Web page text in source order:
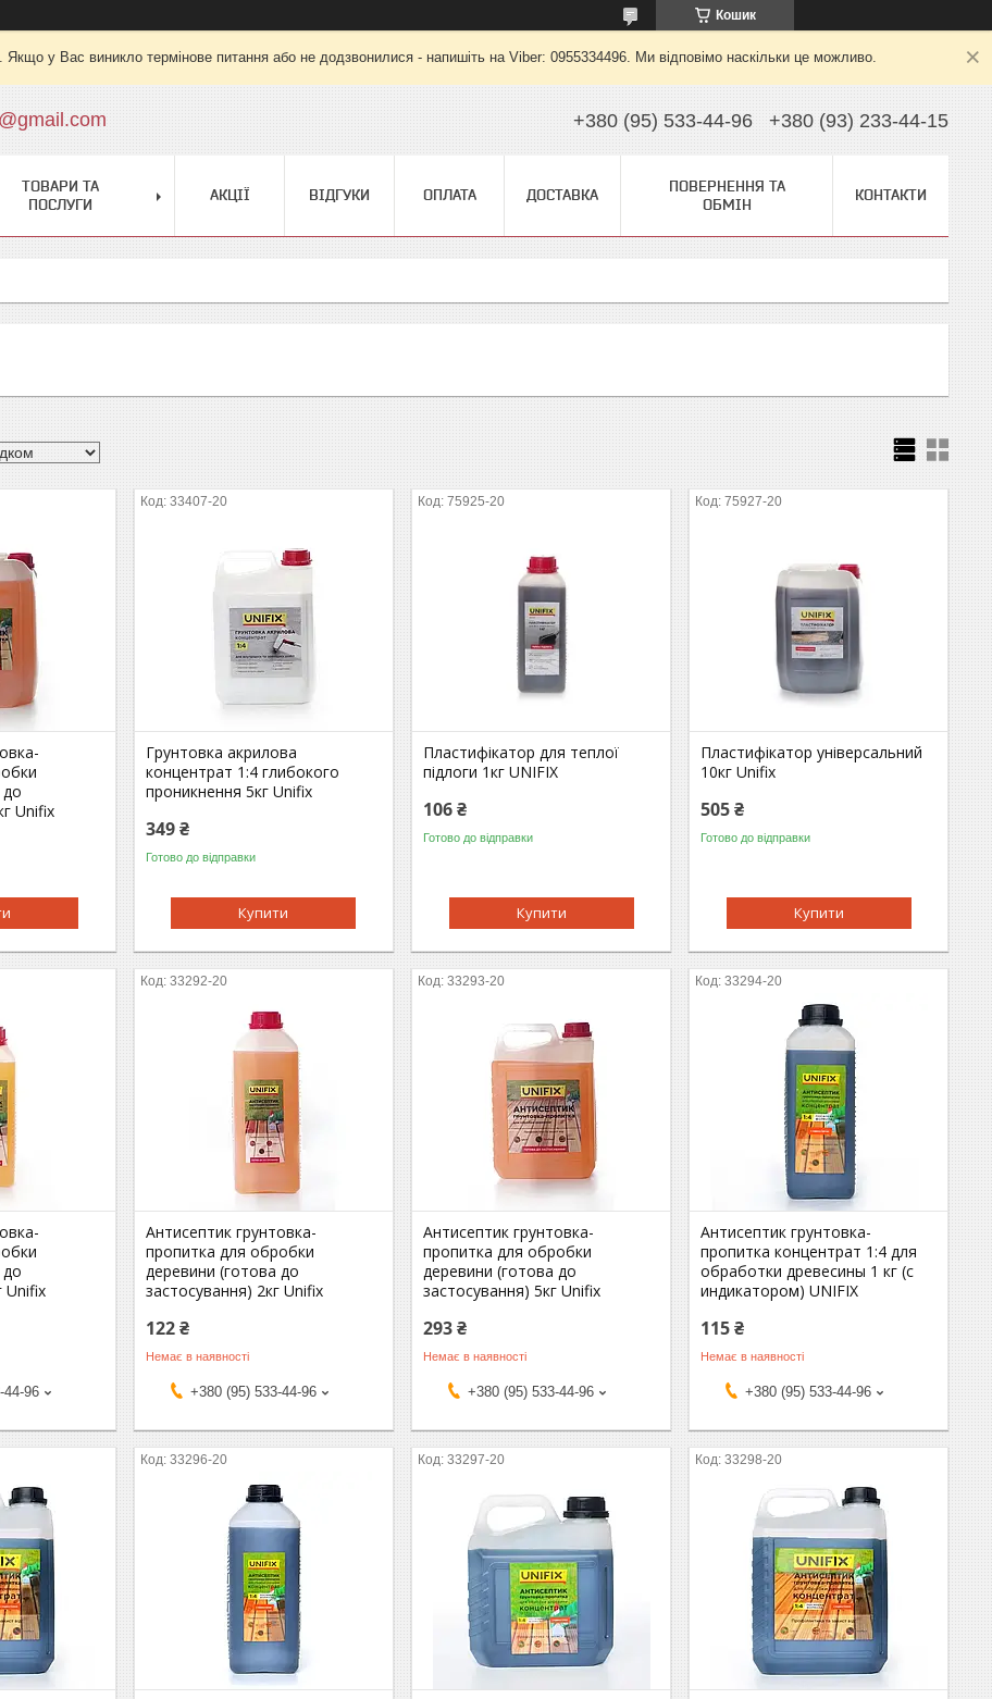
Кошик
Якщо у Вас виникло термінове питання або не додзвонилися - напишіть на Viber: 0955334496. Ми відповімо наскільки це можливо.
+380 (95) 533-44-96 +380 (93) 233-44-15
ТОВАРИ ТА
ПОСЛУГИ
АКЦІЇ ВІДГУКИ ОПЛАТА ДОСТАВКА
ПОВЕРНЕННЯ ТА
ОБМІН
КОНТАКТИ
Unifix
33407-20
Грунтовка акрилова
концентрат 1:4 глибокого
проникнення 5кг Unifix
349 ₴
Готово до відправки
Купити
75925-20
Пластифікатор для теплої
підлоги 1кг UNIFIX
106 ₴
Готово до відправки
Купити
75927-20
Пластифікатор універсальний
10кг Unifix
505 ₴
Готово до відправки
Купити
Unifix
44-96
33292-20
Антисептик грунтовка-
пропитка для обробки
деревини (готова до
застосування) 2кг Unifix
122 ₴
Немає в наявності
+380 (95) 533-44-96
33293-20
Антисептик грунтовка-
пропитка для обробки
деревини (готова до
застосування) 5кг Unifix
293 ₴
Немає в наявності
+380 (95) 533-44-96
33294-20
Антисептик грунтовка-
пропитка концентрат 1:4 для
обработки древесины 1 кг (с
индикатором) UNIFIX
115 ₴
Немає в наявності
+380 (95) 533-44-96
33296-20 33297-20 33298-20